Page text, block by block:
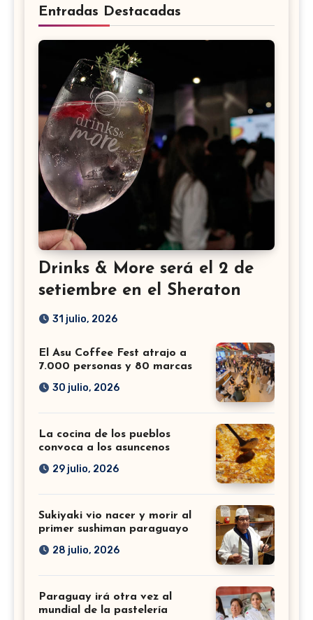
Entradas Destacadas
Drinks & More será el 2 de
setiembre en el Sheraton
31 julio, 2026
El Asu Coffee Fest atrajo a
7.000 personas y 80 marcas
30 julio, 2026
La cocina de los pueblos
convoca a los asuncenos
29 julio, 2026
Sukiyaki vio nacer y morir al
primer sushiman paraguayo
28 julio, 2026
Paraguay irá otra vez al
mundial de la pastelería